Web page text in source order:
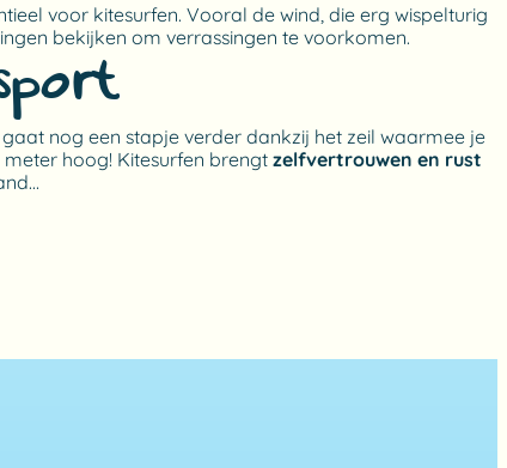
voor kitesurfen. Vooral de wind, die erg wispelturig
bekijken om verrassingen te voorkomen.
nog een stapje verder dankzij het zeil waarmee je
hoog! Kitesurfen brengt zelfvertrouwen en rust